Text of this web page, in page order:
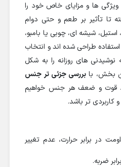
ها و مزایای خاص خود را
تا تأثیر بر طعم و حتی دوام
شیشه ای، چوبی یا بامبو،
طراحی شده اند و انتخاب
های روزانه را به شکل
بخش، با بررسی جزئی تر جنس
قوت و ضعف هر جنس خواهیم
کاربردی تر باشد.
در برابر حرارت، عدم تغییر
ضربه.